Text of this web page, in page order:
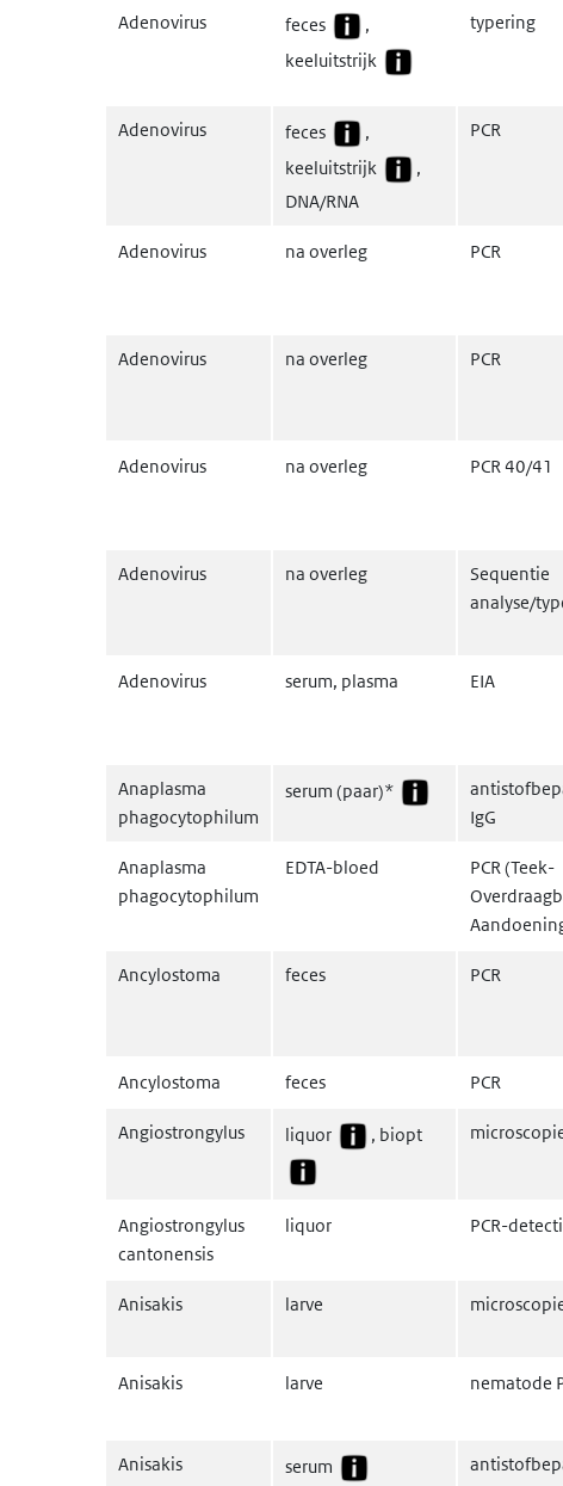
Adenovirus feces
,
keeluitstrijk
typering
Adenovirus feces
,
keeluitstrijk
,
DNA/RNA
PCR
Adenovirus na overleg PCR
Adenovirus na overleg PCR
Adenovirus na overleg PCR 40/41
Adenovirus na overleg
Sequentie
analyse/
Adenovirus serum, plasma EIA
Anaplasma
phagocytophilum
serum (paar)*
IgG
Anaplasma
phagocytophilum
EDTA-bloed
PCR (Teek-
Ancylostoma feces PCR
Ancylostoma feces PCR
Angiostrongylus liquor , biopt
Angiostrongylus
cantonensis
liquor PCR-
Anisakis larve
Anisakis larve nematode
Anisakis serum